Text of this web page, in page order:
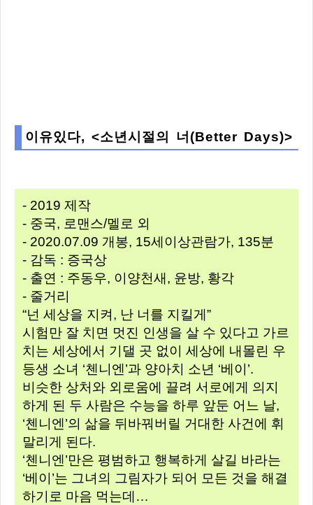
이유있다, <소년시절의 너(Better Days)>
- 2019 제작
- 중국, 로맨스/멜로 외
- 2020.07.09 개봉, 15세이상관람가, 135분
- 감독 : 증국상
- 출연 : 주동우, 이양천새, 윤방, 황각
- 줄거리
“넌 세상을 지켜, 난 너를 지킬게”
시험만 잘 치면 멋진 인생을 살 수 있다고 가르
치는 세상에서 기댈 곳 없이 세상에 내몰린 우
등생 소녀 ‘첸니엔’과 양아치 소년 ‘베이’.
비슷한 상처와 외로움에 끌려 서로에게 의지
하게 된 두 사람은 수능을 하루 앞둔 어느 날,
‘첸니엔’의 삶을 뒤바꿔버릴 거대한 사건에 휘
말리게 된다.
‘첸니엔’만은 평범하고 행복하게 살길 바라는
‘베이’는 그녀의 그림자가 되어 모든 것을 해결
하기로 마음 먹는데…